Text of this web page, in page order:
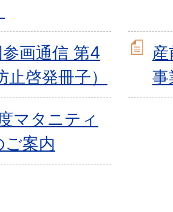
画通信 第4
啓発冊子）
事
マタニティ
案内